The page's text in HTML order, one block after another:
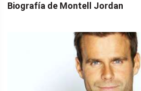
Biografía de Montell Jordan